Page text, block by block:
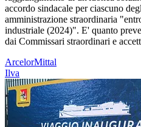
accordo sindacale per ciascuno
amministrazione straordinaria
industriale (2024)". E' quanto
dai Commissari straordinari e
ArcelorMittal
Ilva